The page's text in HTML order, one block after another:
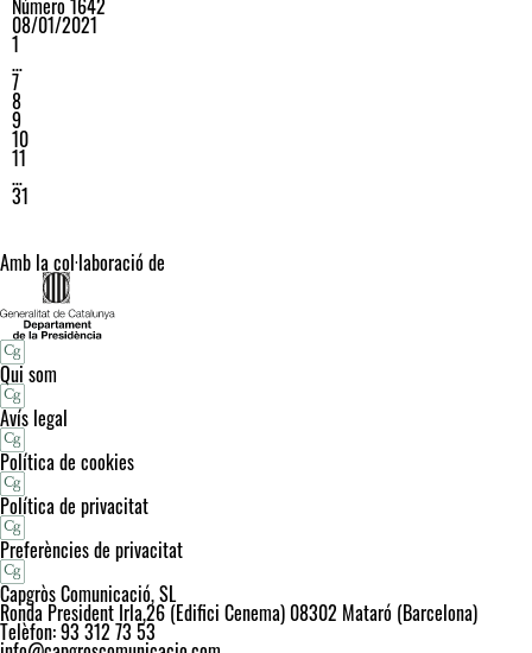
Número 1642
08/01/2021
1
…
7
8
9
10
11
…
31
Amb la col·laboració de
Qui som
Avís legal
Política de cookies
Política de privacitat
Preferències de privacitat
Capgròs Comunicació, SL
Ronda President Irla,26 (Edifici Cenema) 08302 Mataró (Barcelona)
Telèfon: 93 312 73 53